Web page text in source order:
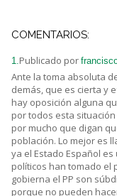
COMENTARIOS:
1. Publicado por
Ante la toma absoluta
demás, que es cierta y
hay oposición alguna
por todos esta
por mucho que digan
población. Lo mejor es
ya el Estado Español
políticos han tomado el
gobierna el PP son
porque no pueden